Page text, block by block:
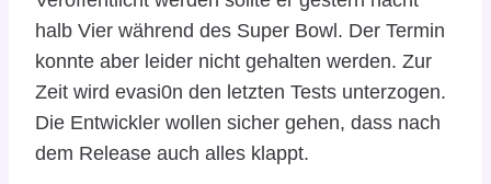
halb Vier während des Super Bowl. Der Termin
konnte aber leider nicht gehalten werden. Zur
Zeit wird evasi0n den letzten Tests unterzogen.
Die Entwickler wollen sicher gehen, dass nach
dem Release auch alles klappt.